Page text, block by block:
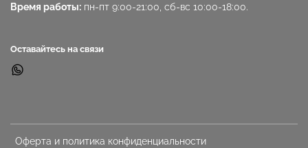
Оферта и политика конфиденциальности
Время работы: пн-пт 9:00-21:00, сб-вс 10:00-18:00.
Оставайтесь на связи